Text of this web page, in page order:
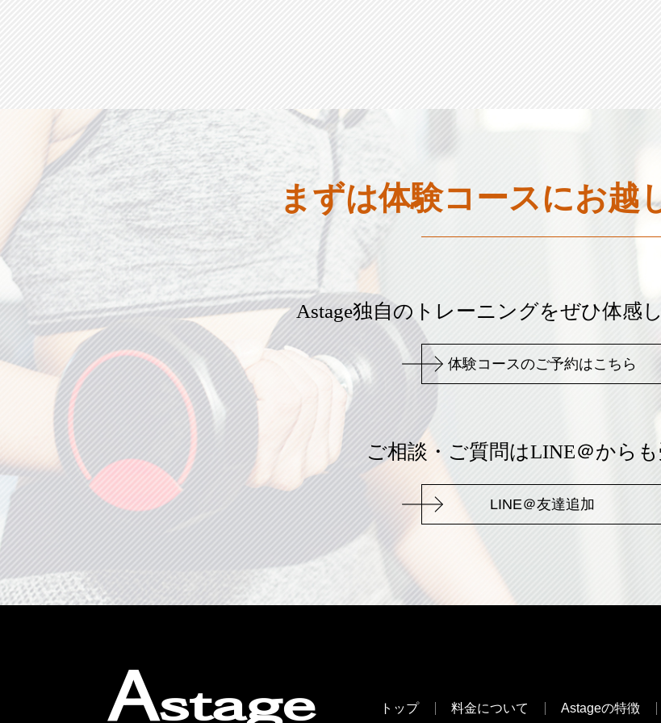
まずは体験コースにお越
Astage独自のトレーニングをぜひ体感
体験コースのご予約はこちら
ご相談・ご質問はLINE＠から
LINE＠友達追加
トップ 料金について Astageの特徴